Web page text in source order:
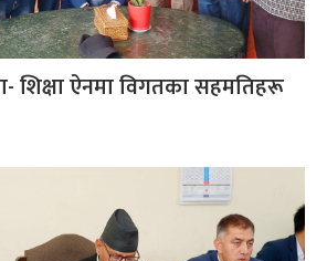
शिक्षा ऐनमा विगतका सहमतिहरू